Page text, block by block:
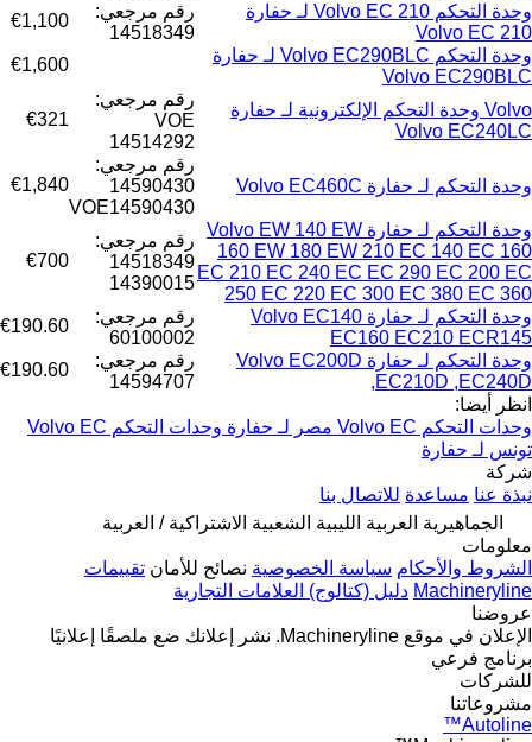
وحدة التحكم Volvo EC 210 لـ حفارة
Volvo EC 210
رقم مرجعي:
14518349
€1,100
وحدة التحكم Volvo EC290BLC لـ حفارة
Volvo EC290BLC
€1,600
Volvo وحدة التحكم الإلكترونية لـ حفارة
Volvo EC240LC
رقم مرجعي:
VOE
14514292
€321
وحدة التحكم لـ حفارة Volvo EC460C
رقم مرجعي:
14590430
VOE14590430
€1,840
وحدة التحكم لـ حفارة Volvo EW 140 EW
160 EW 180 EW 210 EC 140 EC 160
EC 210 EC 240 EC EC 290 EC 200 EC
250 EC 220 EC 300 EC 380 EC 360
رقم مرجعي:
14518349
14390015
€700
وحدة التحكم لـ حفارة Volvo EC140
EC160 EC210 ECR145
رقم مرجعي:
60100002
€190.60
وحدة التحكم لـ حفارة Volvo EC200D
,EC210D ,EC240D
رقم مرجعي:
14594707
€190.60
انظر أيضا:
وحدات التحكم Volvo EC مصر لـ حفارة
وحدات التحكم Volvo EC
تونس لـ حفارة
شركة
نبذة عنا مساعدة للاتصال بنا
الجماهيرية العربية الليبية الشعبية الاشتراكية / العربية
معلومات
الشروط والأحكام سياسة الخصوصية نصائح للأمان تقييمات
Machineryline دليل (كتالوج) العلامات التجارية
عروضنا
الإعلان في موقع Machineryline.
نشر إعلانك ضع ملصقًا إعلانيًا
برنامج فرعي
للشركات
مشروعاتنا
Autoline™